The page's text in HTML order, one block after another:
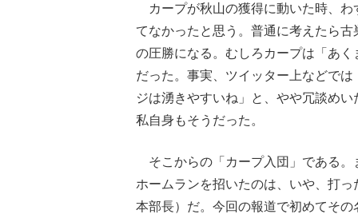
カープが秋山の獲得に動いた時、わ
てなかったと思う。普通に考えたら
の圧勝になる。むしろカープは「あ
だった。事実、ツイッター上などで
ジは湧きやすいね」と、やや冗談め
私自身もそうだった。
そこからの「カープ入団」である。
ホームランを招いたのは、いや、打
本部長）だ。今回の報道で初めてそ